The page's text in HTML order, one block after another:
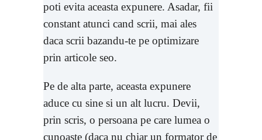
poti evita aceasta expunere. Asadar, fii
constant atunci cand scrii, mai ales
daca scrii bazandu-te pe optimizare
prin articole seo.
Pe de alta parte, aceasta expunere
aduce cu sine si un alt lucru. Devii,
prin scris, o persoana pe care lumea o
cunoaste (daca nu chiar un formator de